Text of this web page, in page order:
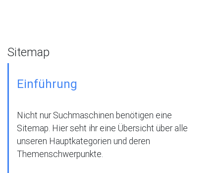
Sitemap
Einführung
Nicht nur Suchmaschinen benötigen eine
Sitemap. Hier seht ihr eine Übersicht über alle
unseren Hauptkategorien und deren
Themenschwerpunkte.